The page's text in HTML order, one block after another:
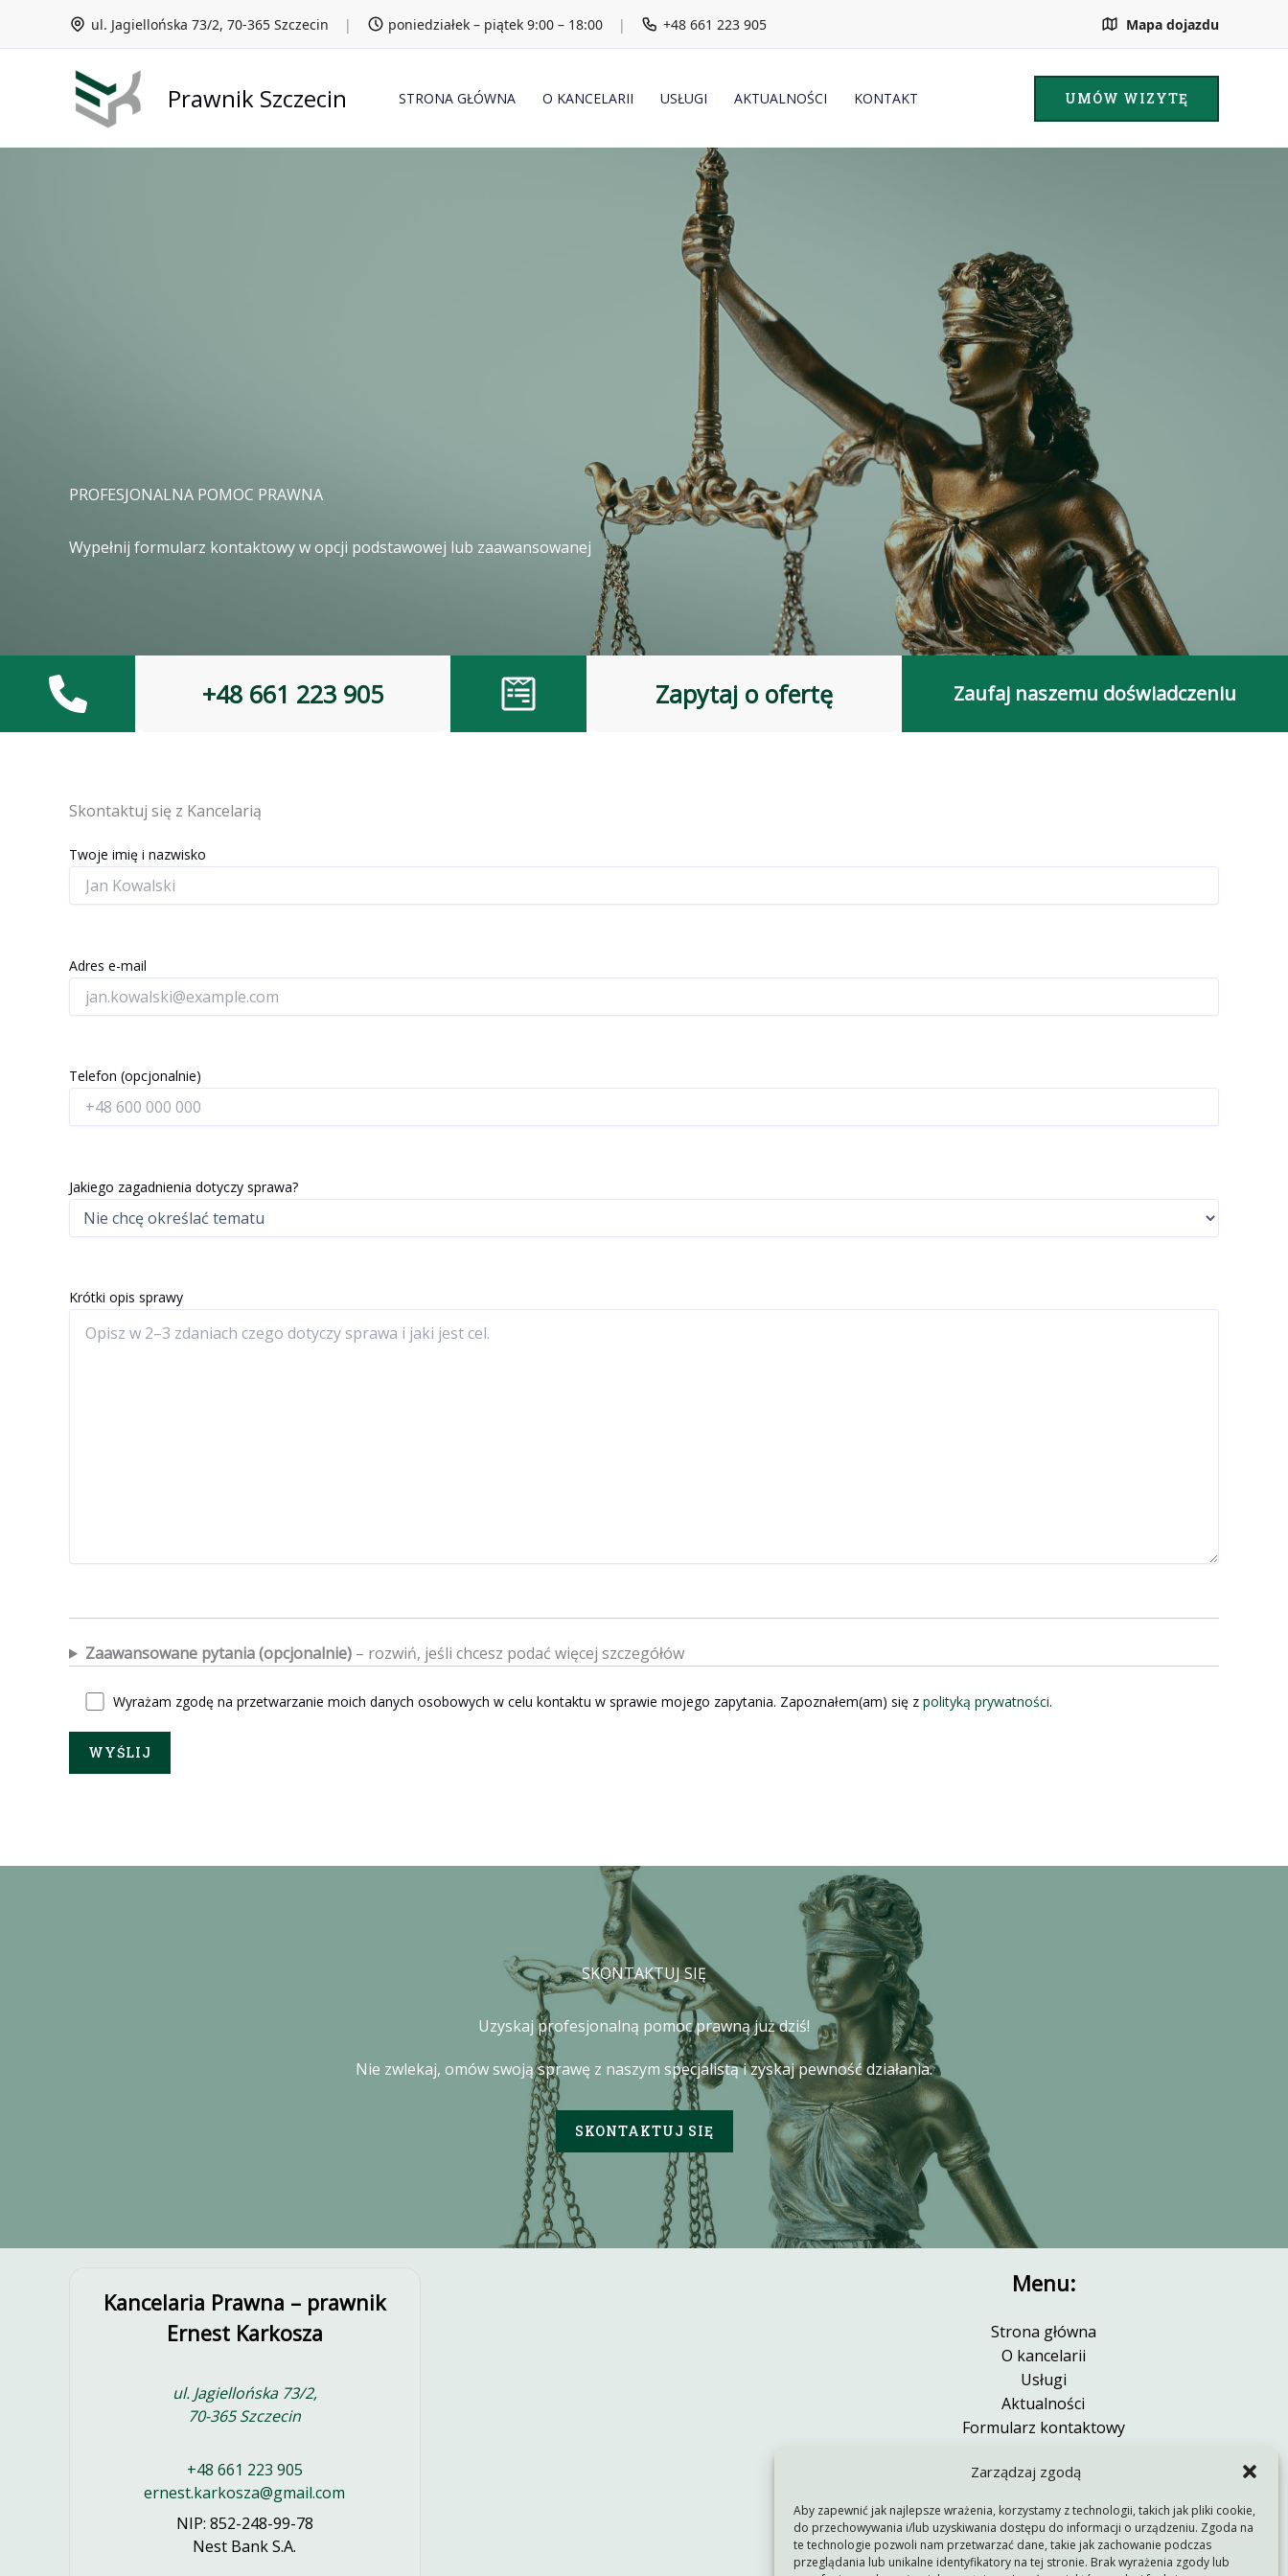
Zarządzaj zgodą
Aby zapewnić jak najlepsze wrażenia, korzystamy z technologii, takich jak pliki cookie,
do przechowywania i/lub uzyskiwania dostępu do informacji o urządzeniu. Zgoda na
te technologie pozwoli nam przetwarzać dane, takie jak zachowanie podczas
przeglądania lub unikalne identyfikatory na tej stronie. Brak wyrażenia zgody lub
ul. Jagiellońska 73/2, 70-365 Szczecin | poniedziałek – piątek 9:00 – 18:00 | +48 661 223 905 Mapa dojazdu
Prawnik Szczecin STRONA GŁÓWNA O KANCELARII USŁUGI AKTUALNOŚCI KONTAKT UMÓW WIZYTĘ
PROFESJONALNA POMOC PRAWNA
Wypełnij formularz kontaktowy w opcji podstawowej lub zaawansowanej
+48 661 223 905 Zapytaj o ofertę Zaufaj naszemu doświadczeniu
Skontaktuj się z Kancelarią
Twoje imię i nazwisko
Adres e-mail
Telefon (opcjonalnie)
Jakiego zagadnienia dotyczy sprawa?
Krótki opis sprawy
Zaawansowane pytania (opcjonalnie)– rozwiń, jeśli chcesz podać więcej szczegółów
Wyrażam zgodę na przetwarzanie moich danych osobowych w celu kontaktu w sprawie mojego zapytania. Zapoznałem(am) się zpolityką prywatności.
SKONTAKTUJ SIĘ
Uzyskaj profesjonalną pomoc prawną już dziś!
Nie zwlekaj, omów swoją sprawę z naszym specjalistą i zyskaj pewność działania.
SKONTAKTUJ SIĘ
Kancelaria Prawna – prawnik
Ernest Karkosza
ul. Jagiellońska 73/2,
70-365 Szczecin
+48 661 223 905
ernest.karkosza@gmail.com
NIP: 852-248-99-78
Nest Bank S.A.
Menu:
Strona główna
O kancelarii
Usługi
Aktualności
Formularz kontaktowy
Polityka prywatności